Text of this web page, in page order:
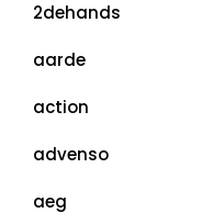
2dehands
aarde
action
advenso
aeg